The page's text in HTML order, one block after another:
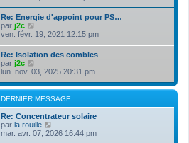
s
s
a
e
e
r
m
e
s
s
a
e
r
n
e
r
m
e
s
s
a
e
l
e
d
e
r
e
r
m
e
s
s
a
g
Re: Energie d'appoint pour PS…
par j2c
o
r
l
e
d
e
r
n
i
e
r
m
ven. févr. 19, 2021 12:15 pm
Re: Isolation des combles
par j2c
o
r
l
d
e
r
n
lun. nov. 03, 2025 20:31 pm
DERNIER MESSAGE
Re: Concentrateur solaire
par la rouille
o
mar. avr. 07, 2026 16:44 pm